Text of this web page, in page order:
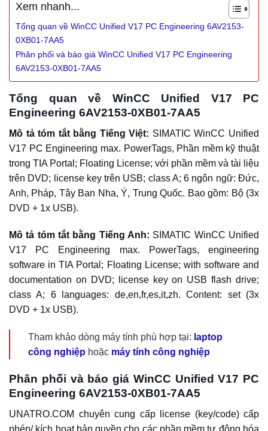
Xem nhanh...
Tổng quan về WinCC Unified V17 PC Engineering 6AV2153-
0XB01-7AA5
Phân phối và báo giá WinCC Unified V17 PC Engineering
6AV2153-0XB01-7AA5
Tổng quan về WinCC Unified V17 PC
Engineering 6AV2153-0XB01-7AA5
Mô tả tóm tắt bằng Tiếng Việt: SIMATIC WinCC Unified
V17 PC Engineering max. PowerTags, Phần mềm kỹ thuật
trong TIA Portal; Floating License; với phần mềm và tài liệu
trên DVD; license key trên USB; class A; 6 ngôn ngữ: Đức,
Anh, Pháp, Tây Ban Nha, Ý, Trung Quốc. Bao gồm: Bộ (3x
DVD + 1x USB).
Mô tả tóm tắt bằng Tiếng Anh: SIMATIC WinCC Unified
V17 PC Engineering max. PowerTags, engineering
software in TIA Portal; Floating License; with software and
documentation on DVD; license key on USB flash drive;
class A; 6 languages: de,en,fr,es,it,zh. Content: set (3x
DVD + 1x USB).
Tham khảo dòng máy tính phù hợp tại: laptop
công nghiệp hoặc máy tính công nghiệp
Phân phối và báo giá WinCC Unified V17 PC
Engineering 6AV2153-0XB01-7AA5
UNATRO.COM chuyên cung cấp license (key/code) cấp
phép/ kích hoạt bản quyền cho các phần mềm tự động hóa